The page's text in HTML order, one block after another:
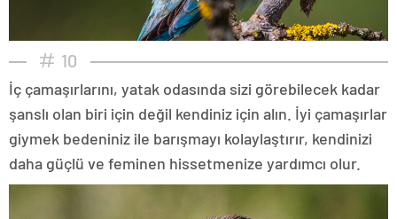
10
İç çamaşırlarını, yatak odasında sizi görebilecek kadar
şanslı olan biri için değil kendiniz için alın. İyi çamaşırlar
giymek bedeniniz ile barışmayı kolaylaştırır, kendinizi
daha güçlü ve feminen hissetmenize yardımcı olur.